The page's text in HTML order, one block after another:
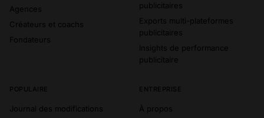
Agences
Créateurs et coachs
Fondateurs
publicitaires
Exports multi-plateformes
publicitaires
Insights de performance
publicitaire
POPULAIRE
Journal des modifications
ENTREPRISE
À propos